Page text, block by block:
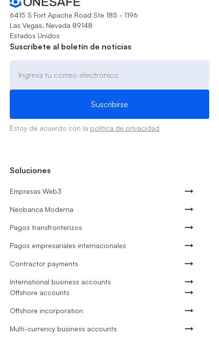
6415 S Fort Apache Road Ste 185 - 1196
Las Vegas, Nevada 89148
Estados Unidos
Suscríbete al boletín de noticias
Estoy de acuerdo con la política de privacidad
Soluciones
Empresas Web3
Neobanca Moderna
Pagos transfronterizos
Pagos empresariales internacionales
Contractor payments
International business accounts
Offshore accounts
Offshore incorporation
Multi-currency business accounts